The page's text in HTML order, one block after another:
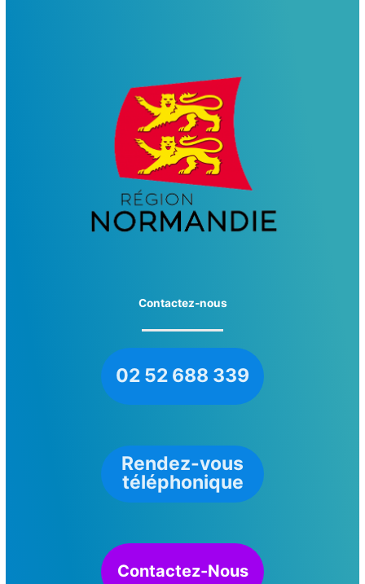
Contactez-nous
02 52 688 339
Rendez-vous
téléphonique
Contactez-Nous